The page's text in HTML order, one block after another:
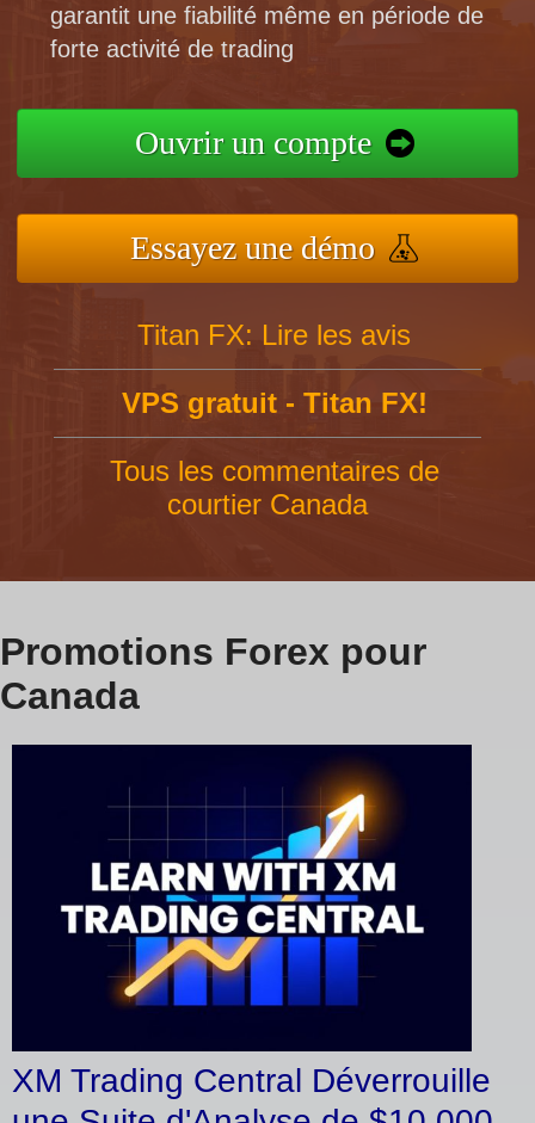
garantit une fiabilité même en période de
forte activité de trading
Ouvrir un compte
Essayez une démo
Titan FX: Lire les avis
VPS gratuit - Titan FX!
Tous les commentaires de
courtier Canada
Promotions Forex pour
Canada
XM Trading Central Déverrouille